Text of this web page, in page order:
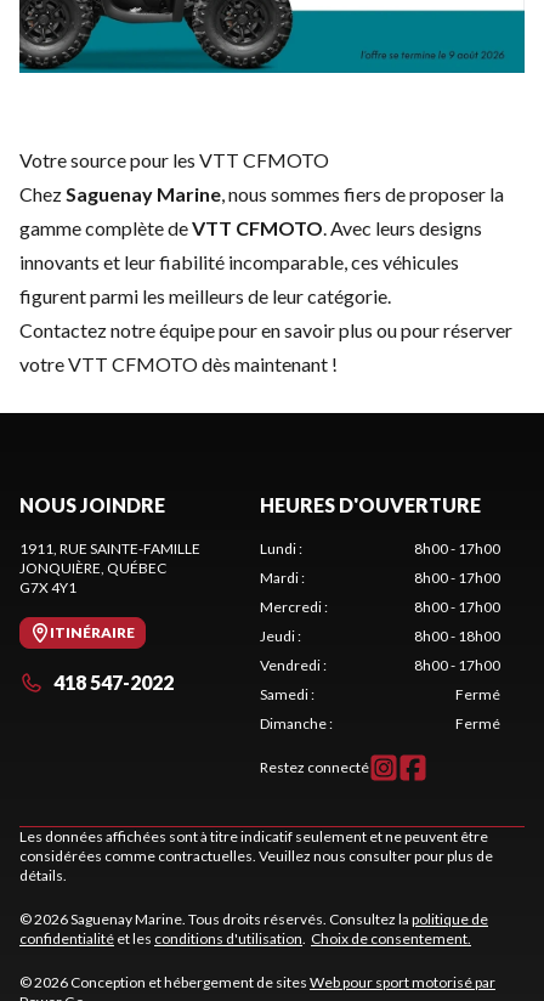
Votre source pour les VTT CFMOTO
ChezSaguenay Marine, nous sommes fiers de proposer la
gamme complète deVTT CFMOTO. Avec leurs designs
innovants et leur fiabilité incomparable, ces véhicules
figurent parmi les meilleurs de leur catégorie.
Contactez notre équipepour en savoir plus ou pour réserver
votre VTT CFMOTO dès maintenant !
NOUS JOINDRE
1911, RUE SAINTE-FAMILLE
JONQUIÈRE, QUÉBEC
G7X 4Y1
ITINÉRAIRE
418 547-2022
HEURES D'OUVERTURE
Lundi:
8h00 - 17h00
Mardi:
8h00 - 17h00
Mercredi:
8h00 - 17h00
Jeudi:
8h00 - 18h00
Vendredi:
8h00 - 17h00
Samedi:
Fermé
Dimanche: Fermé
Restez connecté
Les données affichées sont à titre indicatif seulement et ne peuvent être
considérées comme contractuelles. Veuillez nous consulter pour plus de
détails.
© 2026 Saguenay Marine. Tous droits réservés. Consultez la politique de
confidentialité et les conditions d'utilisation. Choix de consentement.
© 2026 Conception et hébergement de sites Web pour sport motorisé par